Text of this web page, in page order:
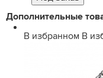
Дополнительные
В избранном В